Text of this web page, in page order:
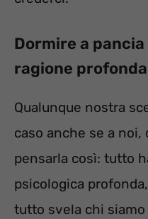
Dormire a
ragione
Qualunque nostra
caso anche se a noi,
pensarla così: tutto
psicologica
tutto svela chi